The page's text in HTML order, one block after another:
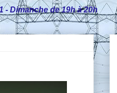
- Dimanche de 19h à 20h